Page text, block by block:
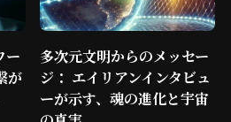
ー
が
多次元文明からのメッセー
ジ： エイリアンインタビュ
ーが示す、魂の進化と宇宙